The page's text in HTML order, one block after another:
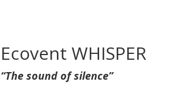
Ecovent WHISPER
“The sound of silence”